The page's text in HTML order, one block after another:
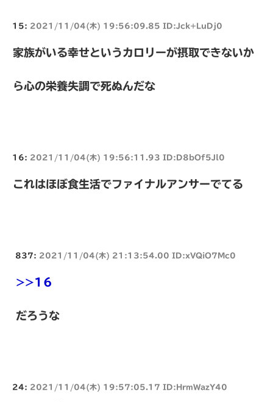
15: 2021/11/04(木) 19:56:09.85 ID:Jck+LuDj0
家族がいる幸せというカロリーが摂取できないか
ら心の栄養失調で死ぬんだな
16: 2021/11/04(木) 19:56:11.93 ID:D8bOf5Jl0
これはほぼ食生活でファイナルアンサーでてる
837: 2021/11/04(木) 21:13:54.00 ID:xVQiO7Mc0
>>16
だろうな
24: 2021/11/04(木) 19:57:05.17 ID:HrmWazY40